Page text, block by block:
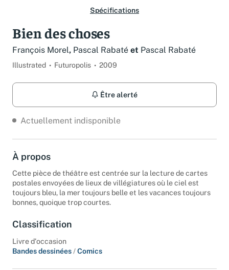
Spécifications
Bien des choses
François Morel, Pascal Rabaté et Pascal Rabaté
Illustrated Futuropolis 2009
Être alerté
Actuellement indisponible
À propos
Cette pièce de théâtre est centrée sur la lecture de cartes
postales envoyées de lieux de villégiatures où le ciel est
toujours bleu, la mer toujours belle et les vacances toujours
bonnes, quoique trop courtes.
Classification
Livre d'occasion
Bandes dessinées /Comics